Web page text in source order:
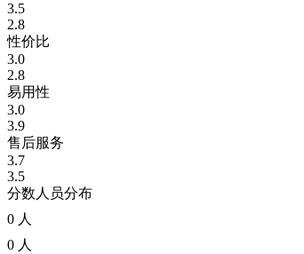
3.5
2.8
性价比
3.0
2.8
易用性
3.0
3.9
售后服务
3.7
3.5
分数人员分布
0 人
0 人